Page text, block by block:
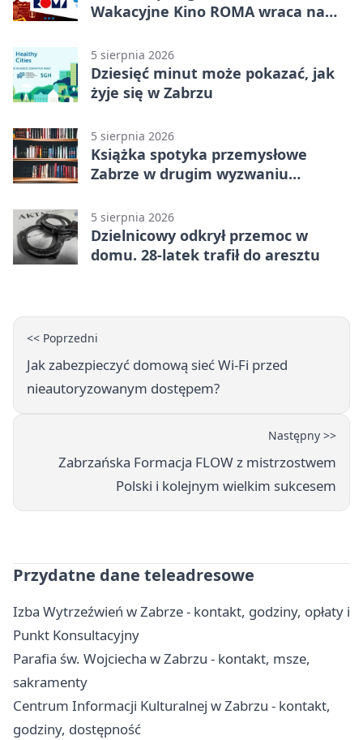
Wakacyjne Kino ROMA wraca na
5 sierpnia 2026
Dziesięć minut może pokazać, jak
żyje się w Zabrzu
5 sierpnia 2026
Książka spotyka przemysłowe
Zabrze w drugim wyzwaniu
5 sierpnia 2026
Dzielnicowy odkrył przemoc w
domu. 28-latek trafił do aresztu
<< Poprzedni
Jak zabezpieczyć domową sieć Wi-Fi przed
nieautoryzowanym dostępem?
Następny >>
Zabrzańska Formacja FLOW z mistrzostwem
Polski i kolejnym wielkim sukcesem
Przydatne dane teleadresowe
Izba Wytrzeźwień w Zabrze - kontakt, godziny, opłaty i
Punkt Konsultacyjny
Parafia św. Wojciecha w Zabrzu - kontakt, msze,
sakramenty
Centrum Informacji Kulturalnej w Zabrzu - kontakt,
godziny, dostępność